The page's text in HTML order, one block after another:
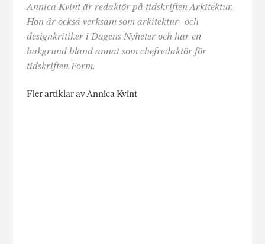
Annica Kvint är redaktör på tidskriften Arkitektur.
Hon är också verksam som arkitektur- och
designkritiker i Dagens Nyheter och har en
bakgrund bland annat som chefredaktör för
tidskriften Form.
Fler artiklar av Annica Kvint